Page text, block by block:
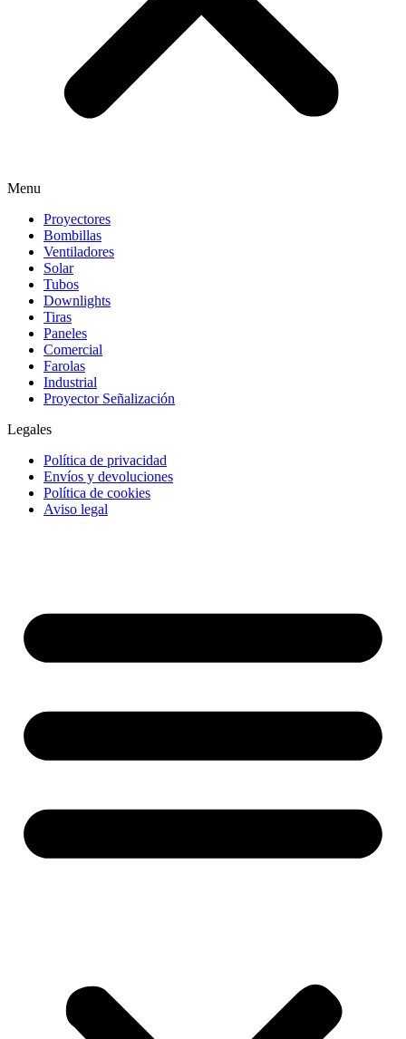
Menu
Proyectores
Bombillas
Ventiladores
Solar
Tubos
Downlights
Tiras
Paneles
Comercial
Farolas
Industrial
Proyector Señalización
Legales
Política de privacidad
Envíos y devoluciones
Política de cookies
Aviso legal